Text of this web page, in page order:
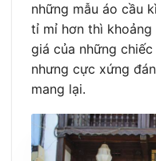
những mẫu áo cầu
tỉ mỉ hơn thì khoảng
giá của những
nhưng cực xứng
mang lại.